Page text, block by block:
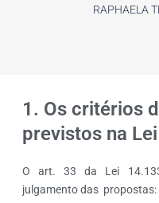
RAPHAELA
1. Os critérios
previstos na
O art. 33 da Lei
julgamento das propostas: